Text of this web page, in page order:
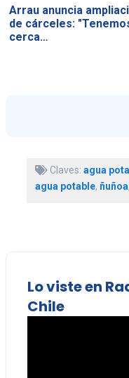
Arrau anuncia
de cárceles:
cerca…
Claves: agua
agua potable, ñuñoa
Lo viste en
Chile